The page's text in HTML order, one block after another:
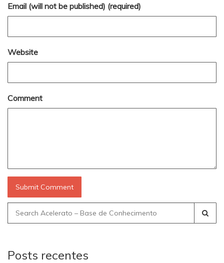
Email (will not be published) (required)
Website
Comment
Search
for:
Posts recentes